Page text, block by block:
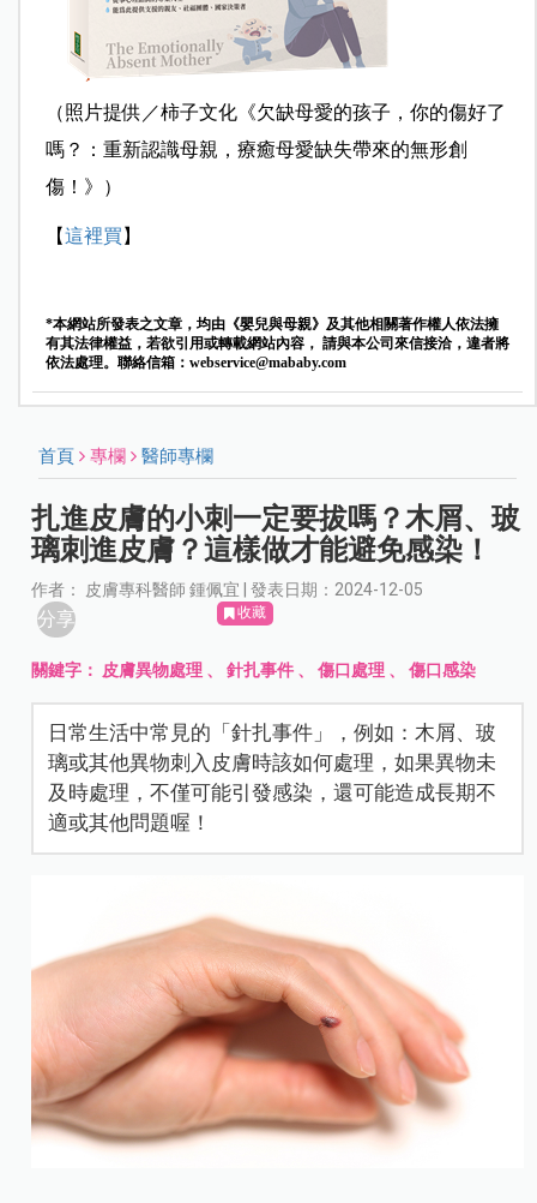
（照片提供／柿子文化《欠缺母愛的孩子，你的傷好了
嗎？：重新認識母親，療癒母愛缺失帶來的無形創
傷！》）
【這裡買 】
*本網站所發表之文章，均由《嬰兒與母親》及其他相關著作權人依法擁
有其法律權益，若欲引用或轉載網站內容， 請與本公司來信接洽，違者將
依法處理。聯絡信箱： webservice@mababy.com
首頁 專欄 醫師專欄
扎進皮膚的小刺一定要拔嗎？木屑、玻
璃刺進皮膚？這樣做才能避免感染！
作者： 皮膚專科醫師 鍾佩宜 | 發表日期：2024-12-05
分享 收藏
關鍵字： 皮膚異物處理 、針扎事件 、傷口處理 、傷口感染
日常生活中常見的「針扎事件」，例如：木屑、玻
璃或其他異物刺入皮膚時該如何處理，如果異物未
及時處理，不僅可能引發感染，還可能造成長期不
適或其他問題喔！